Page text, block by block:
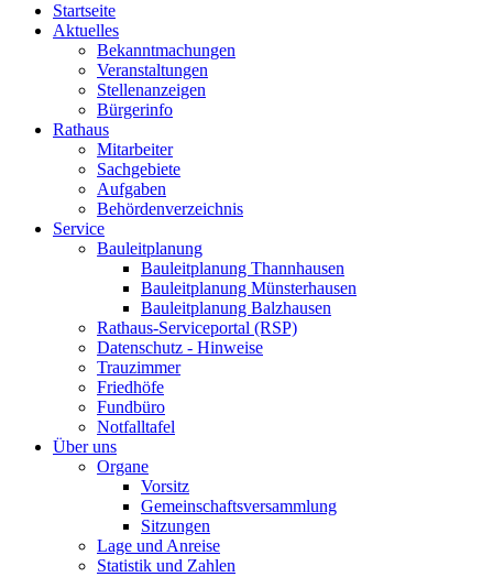
Startseite
Aktuelles
Bekanntmachungen
Veranstaltungen
Stellenanzeigen
Bürgerinfo
Rathaus
Mitarbeiter
Sachgebiete
Aufgaben
Behördenverzeichnis
Service
Bauleitplanung
Bauleitplanung Thannhausen
Bauleitplanung Münsterhausen
Bauleitplanung Balzhausen
Rathaus-Serviceportal (RSP)
Datenschutz - Hinweise
Trauzimmer
Friedhöfe
Fundbüro
Notfalltafel
Über uns
Organe
Vorsitz
Gemeinschaftsversammlung
Sitzungen
Lage und Anreise
Statistik und Zahlen